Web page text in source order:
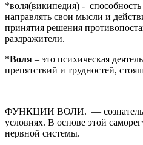
*воля(википедия) -
направлять свои мысли и
принятия решения
раздражители.
*Воля – это психическая
препятствий и трудностей,
ФУНКЦИИ ВОЛИ. —
условиях. В основе этой
нервной системы.